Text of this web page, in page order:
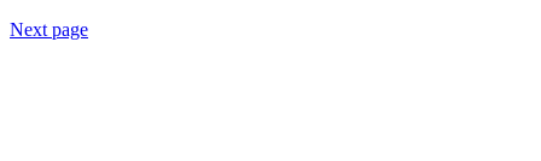
Next page